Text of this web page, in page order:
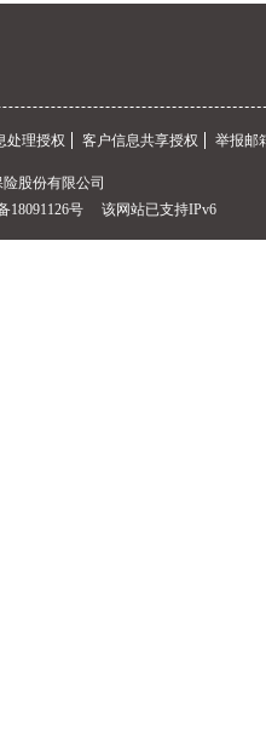
处理授权 客户信息共享授权 举报邮
股份有限公司
18091126号 该网站已支持IPv6